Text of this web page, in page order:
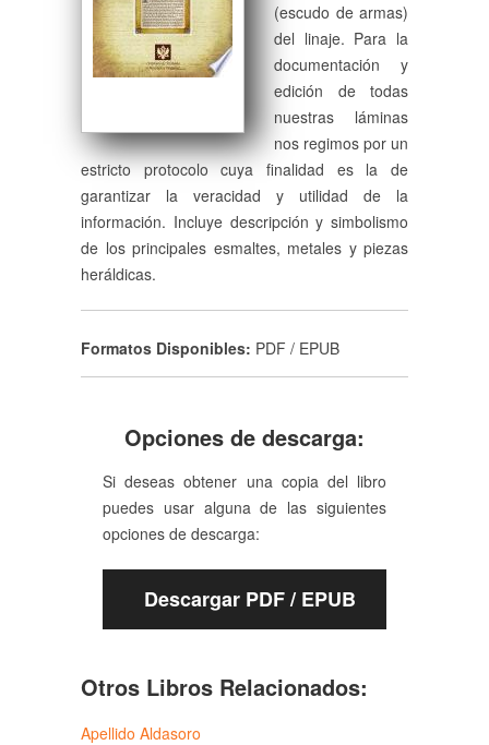
(escudo de armas)
del linaje. Para la
documentación y
edición de todas
nuestras láminas
nos regimos por un
estricto protocolo cuya finalidad es la de
garantizar la veracidad y utilidad de la
información. Incluye descripción y simbolismo
de los principales esmaltes, metales y piezas
heráldicas.
Formatos Disponibles: PDF / EPUB
Opciones de descarga:
Si deseas obtener una copia del libro
puedes usar alguna de las siguientes
opciones de descarga:
Descargar PDF / EPUB
Otros Libros Relacionados:
Apellido Aldasoro